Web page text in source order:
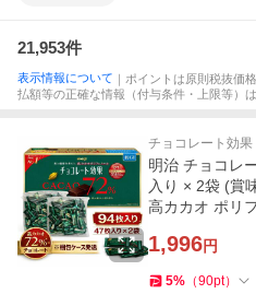
21,953件
表示情報について ｜ポイントは原則税抜価
払額等の正確な情報（付与条件・上限等）
チョコレート効果
明治 チョコレ
入り × 2袋 (賞
高カカオ ポリ
1,996円
5% （90pt）